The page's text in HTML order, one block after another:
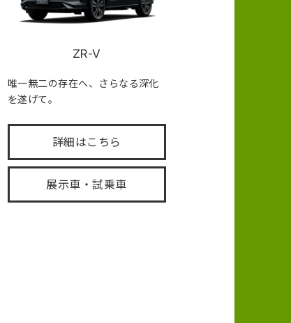
ZR-V
唯一無二の存在へ、さらなる深化
を遂げて。
詳細はこちら
展示車・試乗車